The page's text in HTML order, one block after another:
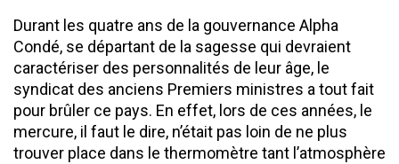
Durant les quatre ans de la gouvernance Alpha
Condé, se départant de la sagesse qui devraient
caractériser des personnalités de leur âge, le
syndicat des anciens Premiers ministres a tout fait
pour brûler ce pays. En effet, lors de ces années, le
mercure, il faut le dire, n’était pas loin de ne plus
trouver place dans le thermomètre tant l’atmosphère